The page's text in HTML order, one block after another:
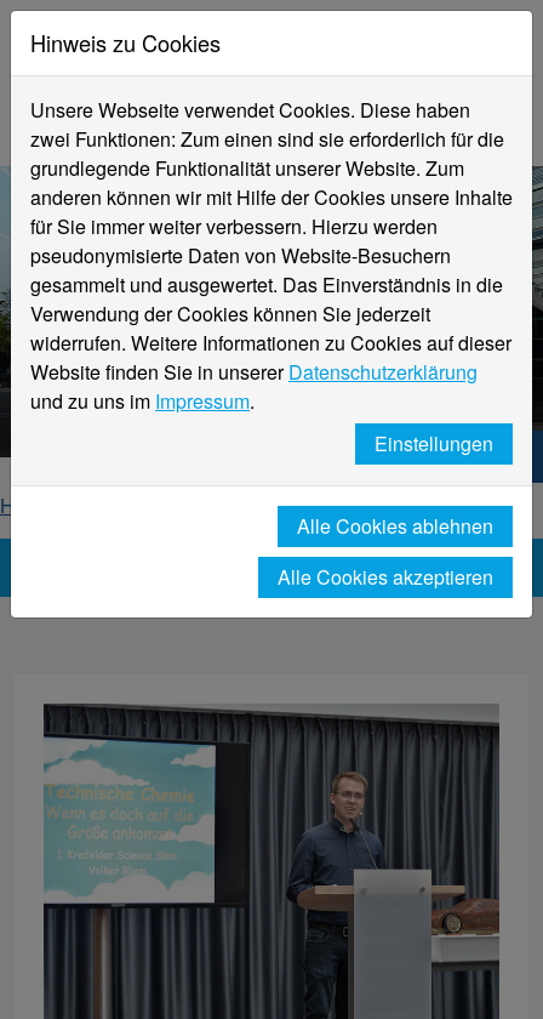
Aktuelle Meldungen
Hochschule Niederrhein
Hochschule Niederrhein. Dein Weg.
Home
News-Detailseite
Hinweis zu Cookies
Unsere Webseite verwendet Cookies. Diese haben
zwei Funktionen: Zum einen sind sie erforderlich für die
grundlegende Funktionalität unserer Website. Zum
anderen können wir mit Hilfe der Cookies unsere Inhalte
für Sie immer weiter verbessern. Hierzu werden
pseudonymisierte Daten von Website-Besuchern
gesammelt und ausgewertet. Das Einverständnis in die
Verwendung der Cookies können Sie jederzeit
widerrufen. Weitere Informationen zu Cookies auf dieser
Website finden Sie in unsererDatenschutzerklärung
und zu uns im Impressum.
Einstellungen
Alle Cookies ablehnen
Alle Cookies akzeptieren